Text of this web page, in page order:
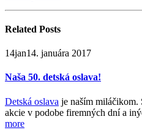
Related Posts
14jan14. januára 2017
Naša 50. detská oslava!
Detská oslava je naším miláčikom.
akcie v podobe firemných dní a
more